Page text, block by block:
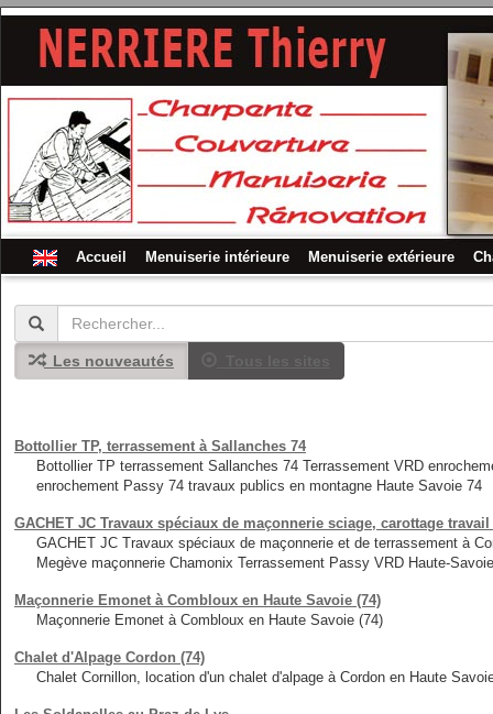
Accueil Menuiserie intérieure Menuiserie extérieure
Les nouveautés
Bottollier TP, terrassement à Sallanches 74
Bottollier TP terrassement Sallanches 74 Terrassement VRD
enrochement Passy 74 travaux publics en montagne Haute Savoie 74
GACHET JC Travaux spéciaux de maçonnerie sciage, carottage
GACHET JC Travaux spéciaux de maçonnerie et de terrassement à
Megève maçonnerie Chamonix Terrassement Passy VRD Haute-
Maçonnerie Emonet à Combloux en Haute Savoie (74)
Maçonnerie Emonet à Combloux en Haute Savoie (74)
Chalet d'Alpage Cordon (74)
Chalet Cornillon, location d'un chalet d'alpage à Cordon en Haute